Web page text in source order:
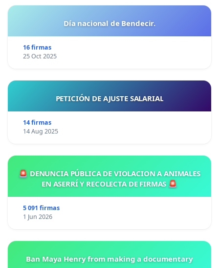
Día nacional de Bendecir.
16 firmas
25 Oct 2025
PETICIÓN DE AJUSTE SALARIAL
14 firmas
14 Aug 2025
🚨 DENUNCIA PÚBLICA DE VIOLACION A ANIMALES
EN ASERRÍ Y RECOLECTA DE FIRMAS 🚨
5 091 firmas
1 Jun 2026
Ban Maya Henry from making a documentary